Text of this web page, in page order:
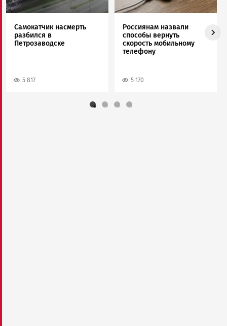
Самокатчик насмерть
разбился в
Петрозаводске
5 817
Россиянам назвали
способы вернуть
скорость мобильному
телефону
5 170